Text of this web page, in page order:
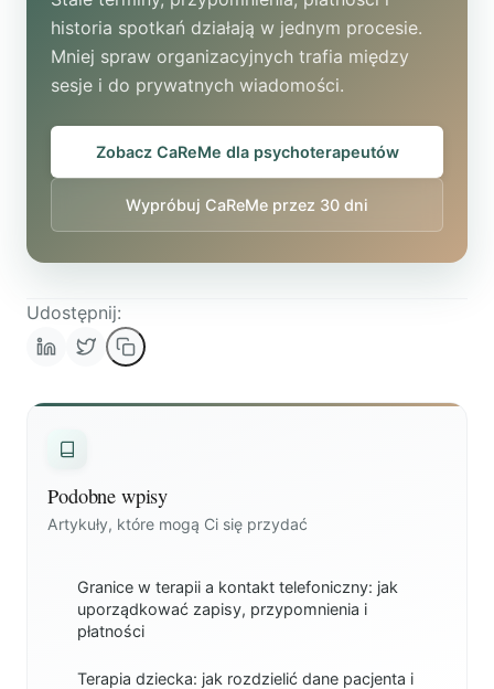
historia spotkań działają w jednym procesie.
Mniej spraw organizacyjnych trafia między
sesje i do prywatnych wiadomości.
Zobacz CaReMe dla psychoterapeutów
Wypróbuj CaReMe przez 30 dni
Udostępnij:
Podobne wpisy
Artykuły, które mogą Ci się przydać
Granice w terapii a kontakt telefoniczny: jak
uporządkować zapisy, przypomnienia i
płatności
Terapia dziecka: jak rozdzielić dane pacjenta i